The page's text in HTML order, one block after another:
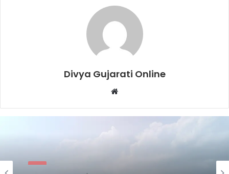
Divya Gujarati Online
Website